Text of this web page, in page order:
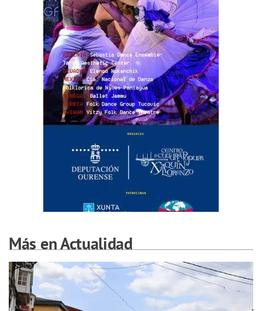
Más en Actualidad